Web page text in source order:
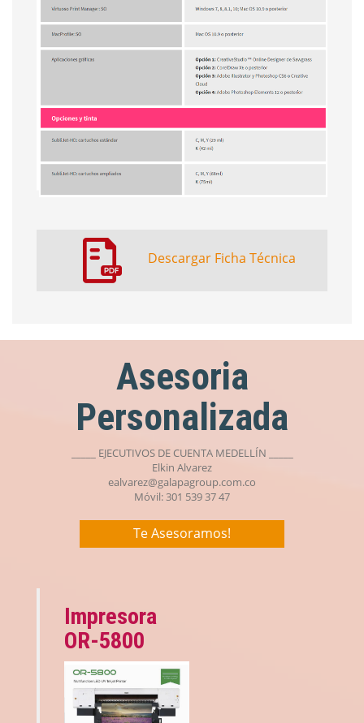
Descargar Ficha Técnica
Asesoria
Personalizada
_____ EJECUTIVOS DE CUENTA MEDELLÍN _____
Elkin Alvarez
ealvarez@galapagroup.com.co
Móvil: 301 539 37 47
Te Asesoramos!
Impresora
OR-5800